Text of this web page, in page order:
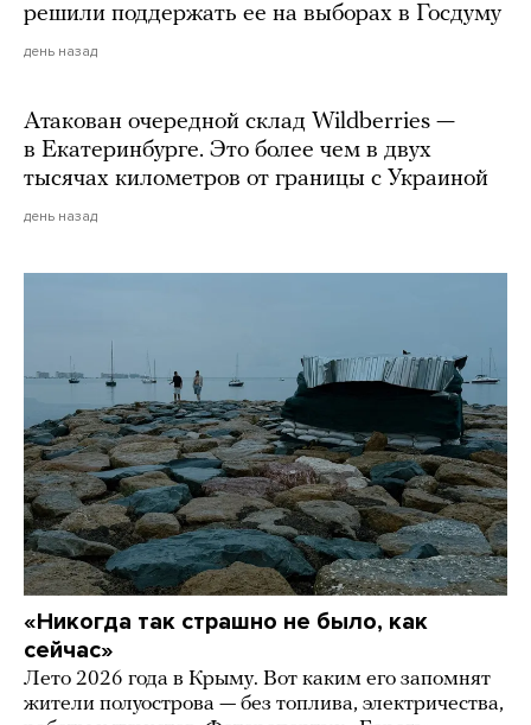
решили поддержать ее на выборах в Госдуму
день назад
Атакован очередной склад Wildberries —
в Екатеринбурге. Это более чем в двух
тысячах километров от границы с Украиной
день назад
«Никогда так страшно не было, как
сейчас»
Лето 2026 года в Крыму. Вот каким его запомнят
жители полуострова — без топлива, электричества,